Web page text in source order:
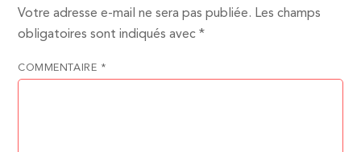
Votre adresse e-mail ne sera pas publiée. Les champs
obligatoires sont indiqués avec*
COMMENTAIRE *